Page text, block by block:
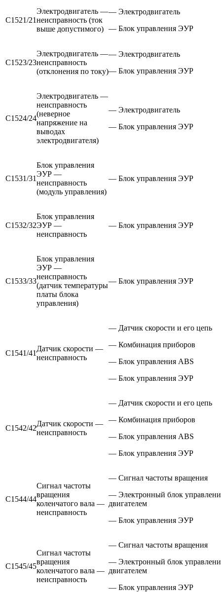
С1521/21
Электродвигатель —
неисправность (ток
выше допустимого)
— Электродвигатель
— Блок управления ЭУР
С1523/23
Электродвигатель —
неисправность
(отклонения по току)
— Электродвигатель
— Блок управления ЭУР
С1524/24
Электродвигатель —
неисправность
(неверное
напряжение на
выводах
электродвигателя)
— Электродвигатель
— Блок управления ЭУР
С1531/31
Блок управления
ЭУР —
неисправность
(модуль управления)
— Блок управления ЭУР
С1532/32
Блок управления
ЭУР —
неисправность
— Блок управления ЭУР
С1533/33
Блок управления
ЭУР —
неисправность
(датчик температуры
платы блока
управления)
— Блок управления ЭУР
С1541/41
Датчик скорости —
неисправность
— Датчик скорости и его цепь
— Комбинация приборов
— Блок управления ABS
— Блок управления ЭУР
С1542/42
Датчик скорости —
неисправность
— Датчик скорости и его цепь
— Комбинация приборов
— Блок управления ABS
— Блок управления ЭУР
С1544/44
Сигнал частоты
вращения
коленчатого вала —
неисправность
— Сигнал частоты вращения
— Электронный блок
двигателем
— Блок управления ЭУР
С1545/45
Сигнал частоты
вращения
коленчатого вала —
неисправность
— Сигнал частоты вращения
— Электронный блок
двигателем
— Блок управления ЭУР